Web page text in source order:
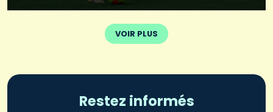
VOIR PLUS
Restez informés